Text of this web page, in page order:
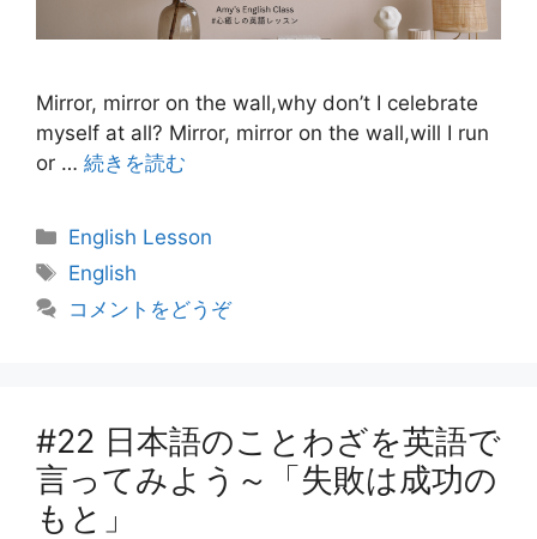
Mirror, mirror on the wall,why don’t I celebrate
myself at all? Mirror, mirror on the wall,will I run
or … 続きを読む
カ
テ
リ
English Lesson
タ
English
コメントをどうぞ
#22 日本語のことわざを英語で
言ってみよう～「失敗は成功の
もと」